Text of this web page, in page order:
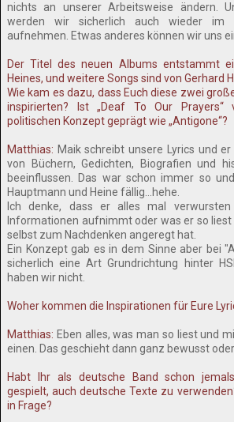
nichts an unserer Arbeitsweise ändern.
werden wir sicherlich auch wieder im
aufnehmen. Etwas anderes können wir uns
Der Titel des neuen Albums entstammt
Heines, und weitere Songs sind von Gerhard
Wie kam es dazu, dass Euch diese zwei
inspirierten? Ist „Deaf To Our Prayers“
politischen Konzept geprägt wie „Antigone“?
Matthias: Maik schreibt unsere Lyrics und
von Büchern, Gedichten, Biografien und
beeinflussen. Das war schon immer so
Hauptmann und Heine fällig…hehe.
Ich denke, dass er alles mal
Informationen aufnimmt oder was er so
selbst zum Nachdenken angeregt hat.
Ein Konzept gab es in dem Sinne aber bei
sicherlich eine Art Grundrichtung hinter
haben wir nicht.
Woher kommen die Inspirationen für Eure
Matthias: Eben alles, was man so liest und
einen. Das geschieht dann ganz bewusst
Habt Ihr als deutsche Band schon
gespielt, auch deutsche Texte zu
in Frage?